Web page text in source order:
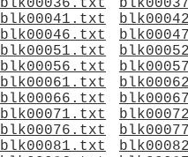
blk00036.txt
blk00041.txt
blk00046.txt
blk00051.txt
blk00056.txt
blk00061.txt
blk00066.txt
blk00071.txt
blk00076.txt
blk00081.txt